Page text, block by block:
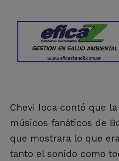
Chevi Ioca contó que
músicos fanáticos de
que mostrara lo que
tanto el sonido como